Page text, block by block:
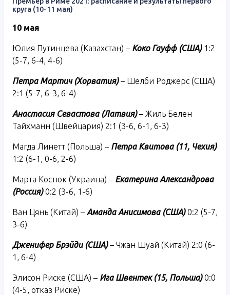
круга (10-11 мая)
10 мая
Юлия Путинцева (Казахстан) – Коко Гауфф (США)1:2
(5-7, 6-4, 4-6)
Петра Мартич (Хорватия)– Шелби Роджерс (США)
2:1 (5-7, 6-3, 6-4)
Анастасия Севастова (Латвия)– Жиль Белен
Тайхманн (Швейцария) 2:1 (3-6, 6-1, 6-3)
Магда Линетт (Польша) – Петра Квитова (11, Чехия)
1:2 (6-1, 0-6, 2-6)
Марта Костюк (Украина) – Екатерина Александрова
(Россия)0:2 (3-6, 1-6)
Ван Цянь (Китай) – Аманда Анисимова (США)0:2 (5-7,
3-6)
Дженифер Брэйди (США)– Чжан Шуай (Китай) 2:0 (6-
1, 6-4)
Элисон Риске (США) – Ига Швентек (15, Польша)0:0
(4-5, отказ Риске)